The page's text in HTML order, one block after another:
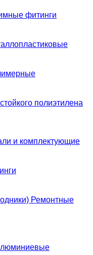
фитинги
полиэтилена
и комплектующие
Ремонтные